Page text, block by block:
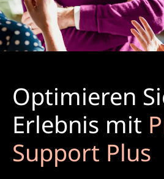
Optimieren
Erlebnis mit
Support Plus